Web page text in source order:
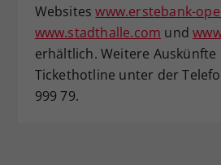
Websiteswww.erstebank-
www.stadthalle.com und
erhältlich. Weitere
Tickethotline unter der
999 79.